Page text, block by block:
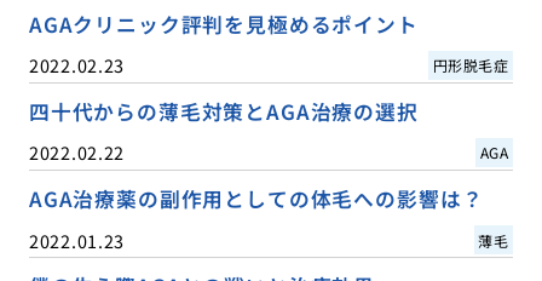
AGAクリニック評判を見極めるポイント
2022.02.23 円形脱毛症
四十代からの薄毛対策とAGA治療の選択
2022.02.22 AGA
AGA治療薬の副作用としての体毛への影響は？
2022.01.23 薄毛